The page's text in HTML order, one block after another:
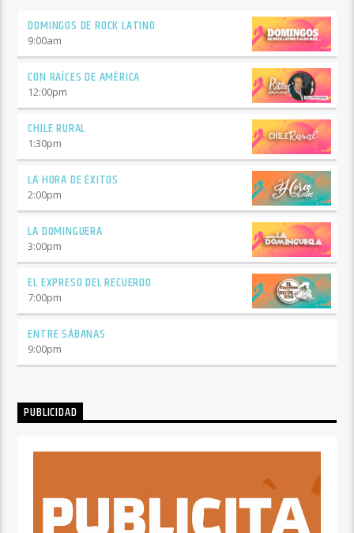
DOMINGOS DE ROCK LATINO
9:00am
CON RAÍCES DE AMÉRICA
12:00pm
CHILE RURAL
1:30pm
LA HORA DE ÉXITOS
2:00pm
LA DOMINGUERA
3:00pm
EL EXPRESO DEL RECUERDO
7:00pm
ENTRE SÁBANAS
9:00pm
PUBLICIDAD